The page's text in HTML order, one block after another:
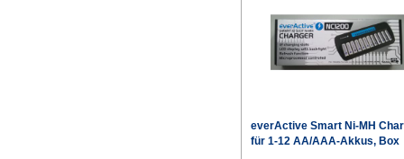
everActive Smart Ni-MH
für 1-12 AA/AAA-Akkus, Box